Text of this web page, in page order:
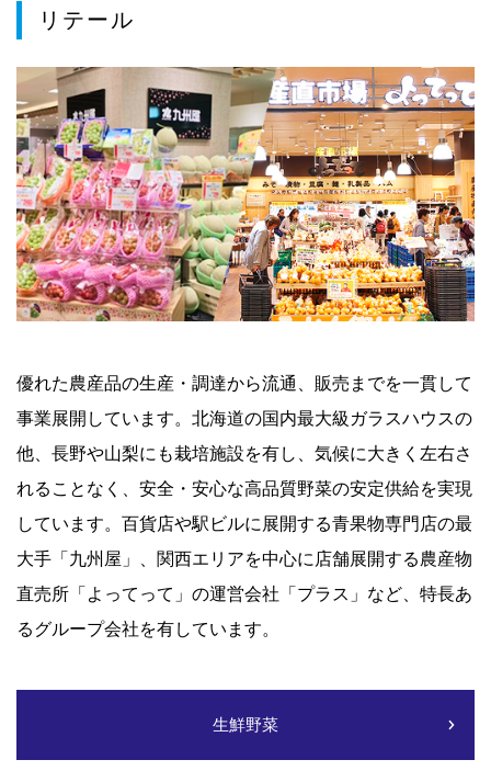
リテール
優れた農産品の生産・調達から流通、販売までを一貫して
事業展開しています。北海道の国内最大級ガラスハウスの
他、長野や山梨にも栽培施設を有し、気候に大きく左右さ
れることなく、安全・安心な高品質野菜の安定供給を実現
しています。百貨店や駅ビルに展開する青果物専門店の最
大手「九州屋」、関西エリアを中心に店舗展開する農産物
直売所「よってって」の運営会社「プラス」など、特長あ
るグループ会社を有しています。
生鮮野菜